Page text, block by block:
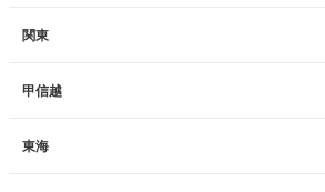
関東
甲信越
東海